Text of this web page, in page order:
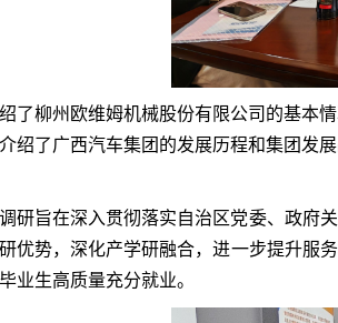
了柳州欧维姆机械股份有限公司的基本
绍了广西汽车集团的发展历程和集团发
研旨在深入贯彻落实自治区党委、政府
优势，深化产学研融合，进一步提升服
业生高质量充分就业。